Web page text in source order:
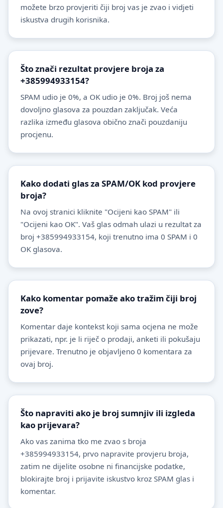
možete brzo provjeriti čiji broj vas je zvao i vidjeti
iskustva drugih korisnika.
Što znači rezultat provjere broja za
+385994933154?
SPAM udio je 0%, a OK udio je 0%. Broj još nema
dovoljno glasova za pouzdan zaključak. Veća
razlika između glasova obično znači pouzdaniju
procjenu.
Kako dodati glas za SPAM/OK kod provjere
broja?
Na ovoj stranici kliknite "Ocijeni kao SPAM" ili
"Ocijeni kao OK". Vaš glas odmah ulazi u rezultat za
broj +385994933154, koji trenutno ima 0 SPAM i 0
OK glasova.
Kako komentar pomaže ako tražim čiji broj
zove?
Komentar daje kontekst koji sama ocjena ne može
prikazati, npr. je li riječ o prodaji, anketi ili pokušaju
prijevare. Trenutno je objavljeno 0 komentara za
ovaj broj.
Što napraviti ako je broj sumnjiv ili izgleda
kao prijevara?
Ako vas zanima tko me zvao s broja
+385994933154, prvo napravite provjeru broja,
zatim ne dijelite osobne ni financijske podatke,
blokirajte broj i prijavite iskustvo kroz SPAM glas i
komentar.